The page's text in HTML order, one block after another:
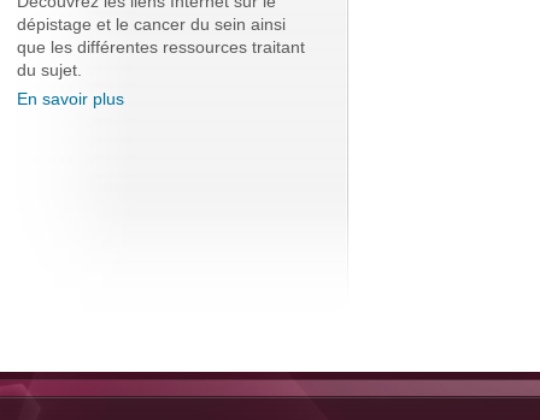
dépistage et le cancer du sein ainsi
que les différentes ressources traitant
du sujet.
En savoir plus